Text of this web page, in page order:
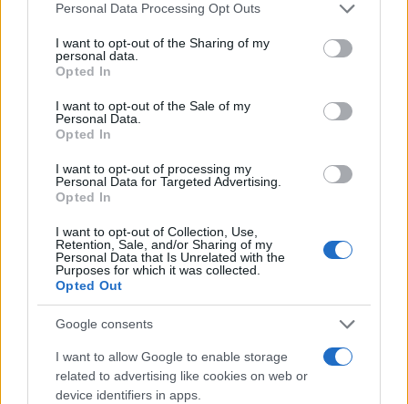
Personal Data Processing Opt Outs
I want to opt-out of the Sharing of my
personal data.
Opted In
I want to opt-out of the Sale of my
Personal Data.
Opted In
I want to opt-out of processing my
Personal Data for Targeted Advertising.
Opted In
I want to opt-out of Collection, Use,
Retention, Sale, and/or Sharing of my
Personal Data that Is Unrelated with the
Purposes for which it was collected.
Opted Out
Google consents
I want to allow Google to enable storage
related to advertising like cookies on web or
device identifiers in apps.
Čavara: Nezakonito sam praćen i prisluškivan
Saznaj više
01.03.17. 20:55